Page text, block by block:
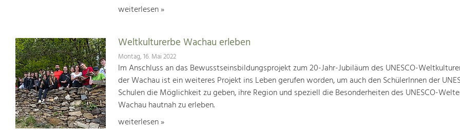
weiterlesen »
Weltkulturerbe Wachau erleben
Montag, 16. Mai 2022
Im Anschluss an das Bewusstseinsbildungsprojekt zum 20-Jahr-Jubiläum des UNESCO-
der Wachau ist ein weiteres Projekt ins Leben gerufen worden, um auch den SchülerInnen der
Schulen die Möglichkeit zu geben, ihre Region und speziell die Besonderheiten des UNESCO-
Wachau hautnah zu erleben.
weiterlesen »